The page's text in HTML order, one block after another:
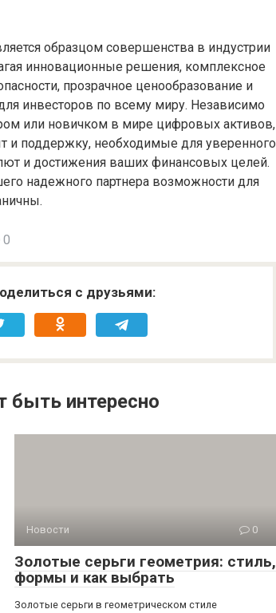
образцом совершенства в индустрии
инновационные решения, комплексное
прозрачное ценообразование и
инвесторов по всему миру. Независимо
или новичком в мире цифровых активов,
и поддержку, необходимые для уверенного
и достижения ваших финансовых целей.
надежного партнера возможности для
0
с друзьями:
интересно
Новости 0
Золотые серьги геометрия: стиль,
формы и как выбрать
Золотые серьги в геометрическом стиле